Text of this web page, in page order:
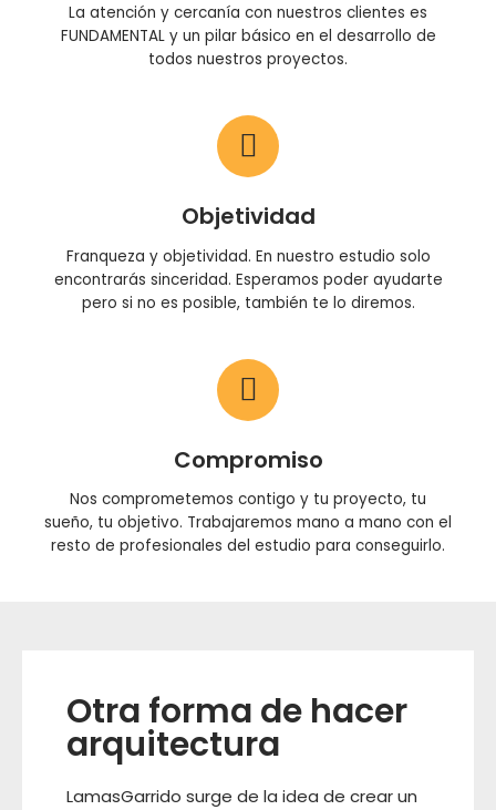
La atención y cercanía con nuestros clientes es
FUNDAMENTAL y un pilar básico en el desarrollo de
todos nuestros proyectos.
Objetividad
Franqueza y objetividad. En nuestro estudio solo
encontrarás sinceridad. Esperamos poder ayudarte
pero si no es posible, también te lo diremos.
Compromiso
Nos comprometemos contigo y tu proyecto, tu
sueño, tu objetivo. Trabajaremos mano a mano con el
resto de profesionales del estudio para conseguirlo.
Otra forma de hacer
arquitectura
LamasGarrido surge de la idea de crear un